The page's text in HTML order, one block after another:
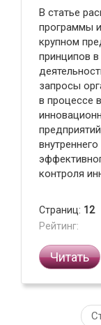
В статье
программы
крупном
принципов
запросы
в процессе
контроля
Страниц: 12
Рейтинг:
Читать